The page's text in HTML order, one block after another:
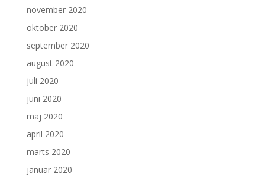
november 2020
oktober 2020
september 2020
august 2020
juli 2020
juni 2020
maj 2020
april 2020
marts 2020
januar 2020